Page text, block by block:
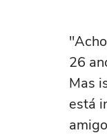
26
Mas
está